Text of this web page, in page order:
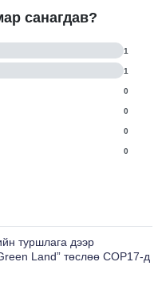
санагдав?
1
1
0
0
0
0
туршлага дээр
Land” төслөө COP17-д